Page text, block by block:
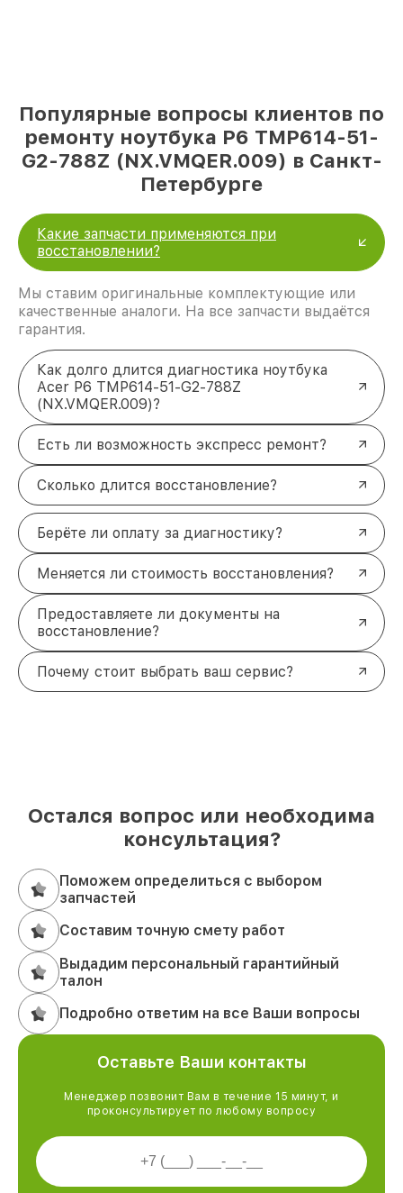
Популярные вопросы клиентов по
ремонту ноутбука P6 TMP614-51-
G2-788Z (NX.VMQER.009) в Санкт-
Петербурге
Какие запчасти применяются при
восстановлении?
Мы ставим оригинальные комплектующие или
качественные аналоги. На все запчасти выдаётся
гарантия.
Как долго длится диагностика ноутбука
Acer P6 TMP614-51-G2-788Z
(NX.VMQER.009)?
Есть ли возможность экспресс ремонт?
Сколько длится восстановление?
Берёте ли оплату за диагностику?
Меняется ли стоимость восстановления?
Предоставляете ли документы на
восстановление?
Почему стоит выбрать ваш сервис?
Остался вопрос или необходима
консультация?
Поможем определиться с выбором
запчастей
Составим точную смету работ
Выдадим персональный гарантийный
талон
Подробно ответим на все Ваши вопросы
Оставьте Ваши контакты
Менеджер позвонит Вам в течение 15 минут, и
проконсультирует по любому вопросу